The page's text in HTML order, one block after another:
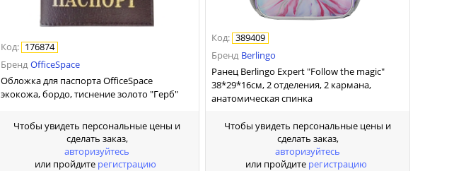
Код: 176874
Бренд OfficeSpace
Обложка для паспорта OfficeSpace
экокожа, бордо, тиснение золото "Герб"
Чтобы увидеть персональные цены и
сделать заказ,
авторизуйтесь
или пройдите регистрацию
Код: 389409
Бренд Berlingo
Ранец Berlingo Expert "Follow the magic"
38*29*16см, 2 отделения, 2 кармана,
анатомическая спинка
Чтобы увидеть персональные цены и
сделать заказ,
авторизуйтесь
или пройдите регистрацию